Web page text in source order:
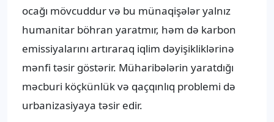
ocağı mövcuddur və bu münaqişələr yalnız
humanitar böhran yaratmır, həm də karbon
emissiyalarını artıraraq iqlim dəyişikliklərinə
mənfi təsir göstərir. Müharibələrin yaratdığı
məcburi köçkünlük və qaçqınlıq problemi də
urbanizasiyaya təsir edir.